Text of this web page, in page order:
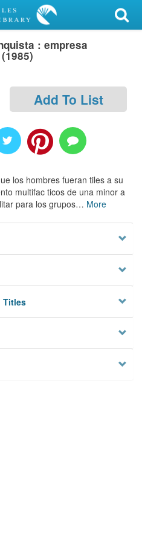
: empresa
Add To List
los hombres fueran tiles a su
multifac ticos de una minor a
para los grupos… More
Titles